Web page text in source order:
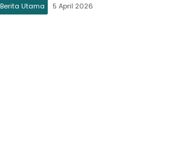
Berita Utama 5 April 2026